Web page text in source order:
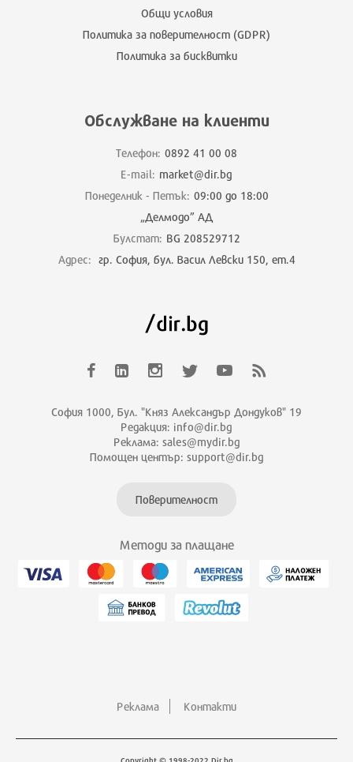
Общи условия
Политика за поверителност (GDPR)
Политика за бисквитки
Обслужване на клиенти
Телефон: 0892 41 00 08
E-mail: market@dir.bg
Понеделник - Петък: 09:00 до 18:00
„Делмодо” АД
Булстат: BG 208529712
Адрес: гр. София, бул. Васил Левски 150, ет.4
София 1000, Бул. "Княз Александър Дондуков" 19
Редакция: info@dir.bg
Реклама: sales@mydir.bg
Помощен център: support@dir.bg
Поверителност
Методи за плащане
Реклама Контакти